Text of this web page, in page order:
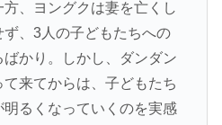
、ヨングクは妻を亡くし
、3人の子どもたちへの
かり。しかし、ダンダン
来てからは、子どもたち
るくなっていくのを実感